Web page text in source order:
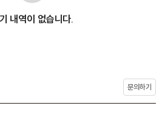
내역이 없습니다.
문의하기